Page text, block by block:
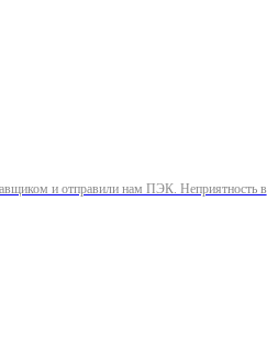
и отправили нам ПЭК. Неприятность в